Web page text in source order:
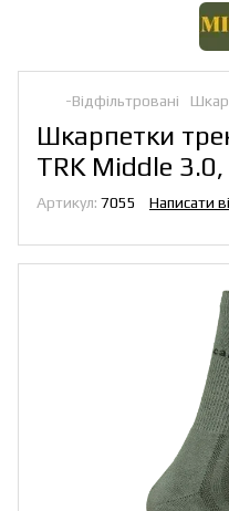
-Відфільтровані
Шкарпетки
TRK Middle
Артикул: 7055 Написати